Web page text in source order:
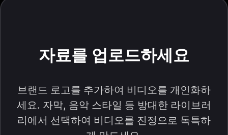
자료를 업로드하세요
브랜드 로고를 추가하여 비디오를 개인화하
세요. 자막, 음악 스타일 등 방대한 라이브러
리에서 선택하여 비디오를 진정으로 독특하